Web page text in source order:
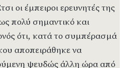
οι έμπειροι ερευνητές της
πολύ σημαντικό και
ότι, κατά το συμπέρασμά
αποπειράθηκε να
ψευδώς άλλη ώρα από